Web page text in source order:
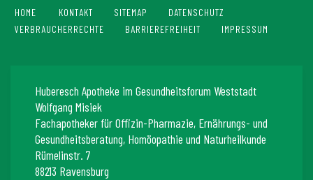
HOME KONTAKT SITEMAP
DATENSCHUTZ
VERBRAUCHERRECHTE
BARRIEREFREIHEIT IMPRESSUM
Huberesch Apotheke im Gesundheitsforum Weststadt
Wolfgang Misiek
Fachapotheker für Offizin-Pharmazie, Ernährungs- und
Gesundheitsberatung, Homöopathie und Naturheilkunde
Rümelinstr. 7
88213 Ravensburg